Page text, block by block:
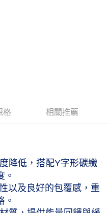
星展（台灣）商業銀行
恕不配送) 預計5-7個工
島恕不配送) 預計5-7個
恕不配送) 預計5-7個工
運費
配送) 預計2-3個工作天到貨
格 相關推薦
降低，搭配Y字形碳纖
。
以及良好的包覆感，重
。